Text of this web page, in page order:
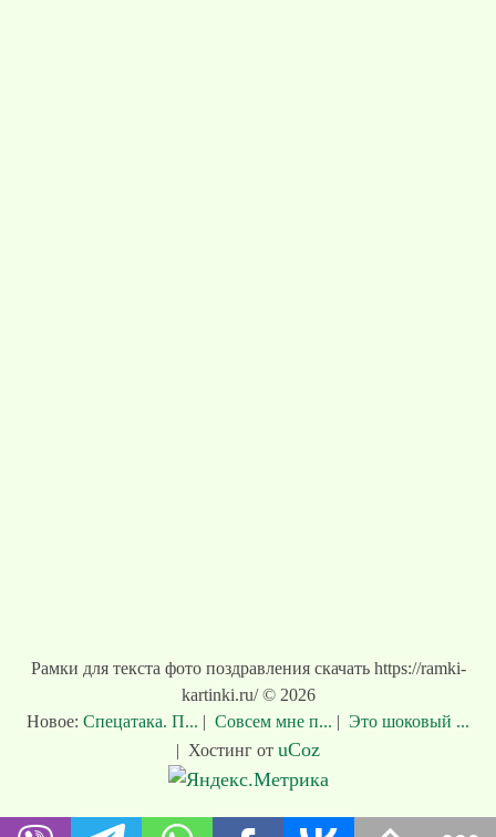
Рамки для текста фото поздравления скачать https://ramki-
kartinki.ru/ © 2026
Новое: Спецатака. П... | Совсем мне п... | Это шоковый ...
| Хостинг от uCoz